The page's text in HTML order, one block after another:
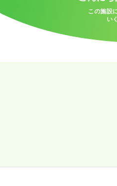
この施設
い